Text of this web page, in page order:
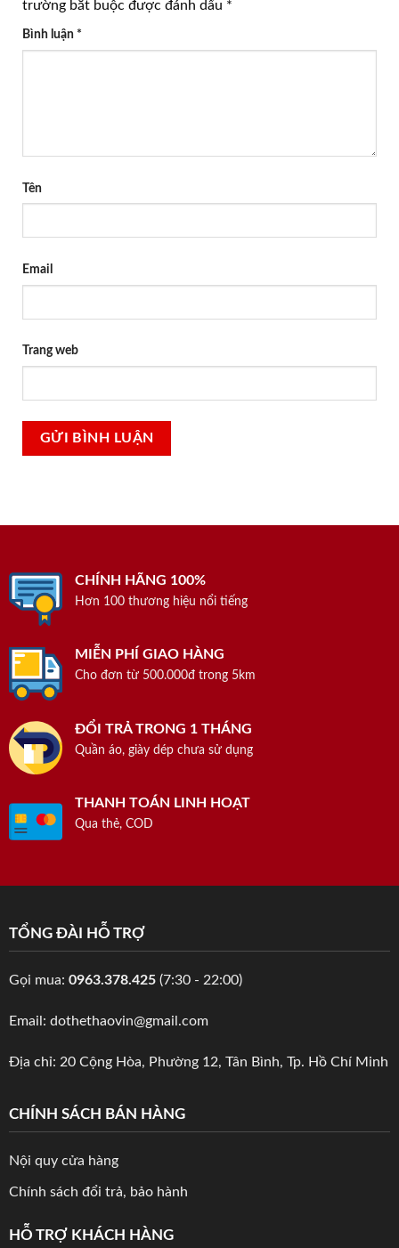
trường bắt buộc được đánh dấu *
Bình luận *
Tên
Email
Trang web
CHÍNH HÃNG 100%
Hơn 100 thương hiệu nổi tiếng
MIỄN PHÍ GIAO HÀNG
Cho đơn từ 500.000đ trong 5km
ĐỔI TRẢ TRONG 1 THÁNG
Quần áo, giày dép chưa sử dụng
THANH TOÁN LINH HOẠT
Qua thẻ, COD
TỔNG ĐÀI HỖ TRỢ
Gọi mua: 0963.378.425(7:30 - 22:00)
Email: dothethaovin@gmail.com
Địa chỉ: 20 Cộng Hòa, Phường 12, Tân Bình, Tp. Hồ Chí Minh
CHÍNH SÁCH BÁN HÀNG
Nội quy cửa hàng
Chính sách đổi trả, bảo hành
HỖ TRỢ KHÁCH HÀNG